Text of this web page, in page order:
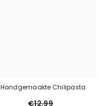
Handgemaakte Chilipasta
€12,99